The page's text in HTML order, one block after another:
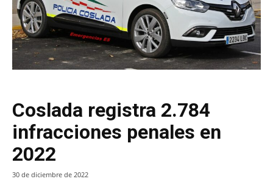
Coslada registra 2.784
infracciones penales en
2022
30 de diciembre de 2022